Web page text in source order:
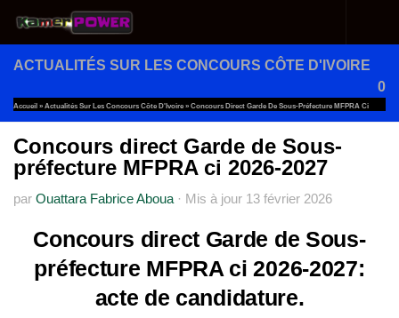
Au dessous du contenu
ACTUALITÉS SUR LES CONCOURS CÔTE D'IVOIRE
0
Accueil » Actualités Sur Les Concours Côte D'Ivoire » Concours Direct Garde De Sous-Préfecture MFPRA Ci
2026-2027
Concours direct Garde de Sous-
préfecture MFPRA ci 2026-2027
par Ouattara Fabrice Aboua · Mis à jour 13 février 2026
Concours direct Garde de Sous-
préfecture MFPRA ci 2026-2027:
acte de candidature.